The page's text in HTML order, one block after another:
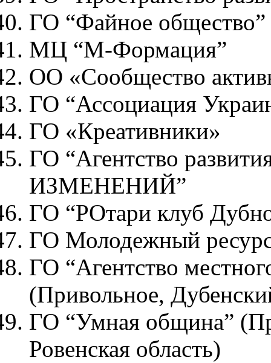
ГО “Файное общество”
МЦ “М-Формация”
ОО «Сообщество
ГО “Ассоциация
ГО «Креативники»
ГО “Агентство
ИЗМЕНЕНИЙ”
ГО “РОтари клуб
ГО Молодежный
ГО “Агентство
(Привольное,
ГО “Умная община”
Ровенская область)